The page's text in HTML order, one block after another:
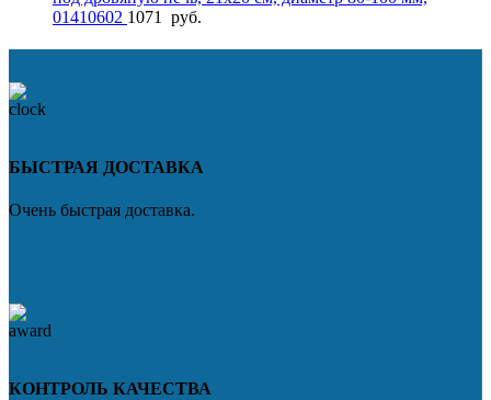
01410602 1071 руб.
БЫСТРАЯ ДОСТАВКА
Очень быстрая доставка.
КОНТРОЛЬ КАЧЕСТВА